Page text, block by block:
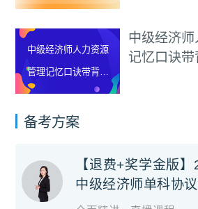
经济师人力资源管理
口诀带背视频（讲
罗思敏）
免费试听
备考方案
【退费+奖学金版
中级经济师单科协
舰班